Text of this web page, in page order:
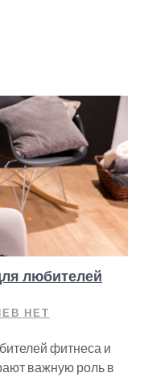
любителей
НЕТ
фитнеса и
важную роль в